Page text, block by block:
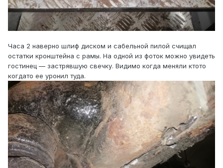
Часа 2 наверно шлиф диском и сабельной пилой счищал
остатки кронштейна с рамы. На одной из фоток можно увидеть
гостинец — застрявшую свечку. Видимо когда меняли ктото
когдато ее уронил туда.